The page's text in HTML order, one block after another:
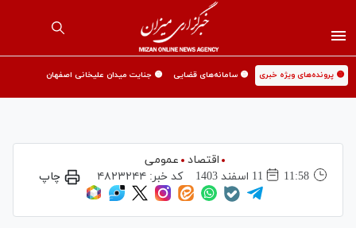
🟡 پرونده‌های ویژه خبری 🟡 سامانه‌های قضایی 🟡 جنایت میدان علیخانی اصفهان
اقتصاد
عمومی
11:58
11 اسفند 1403 کد خبر: ۴۸۲۳۲۴۴ چاپ